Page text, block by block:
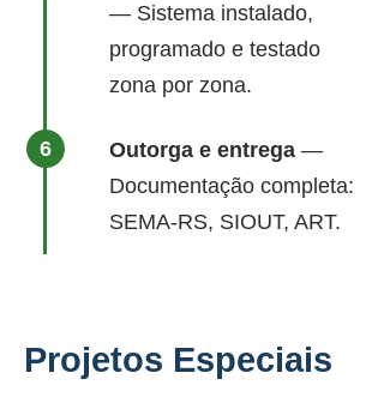
— Sistema instalado,
programado e testado
zona por zona.
Outorga e entrega —
Documentação completa:
SEMA-RS, SIOUT, ART.
Projetos Especiais